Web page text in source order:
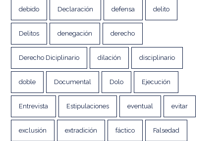
debido Declaración defensa delito
Delitos denegación derecho
Derecho Diciplinario dilación disciplinario
doble Documental Dolo Ejecución
Entrevista Estipulaciones eventual evitar
exclusión extradición fáctico Falsedad